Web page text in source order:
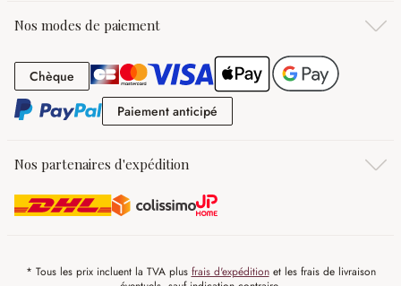
Nos modes de paiement
Chèque Chèque
Paiement anticipé
Nos partenaires d'expédition
* Tous les prix incluent la TVA plus frais d'expéditionet les frais de livraison